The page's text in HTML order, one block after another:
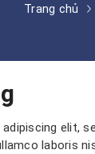
Trang chủ
elit,
laboris